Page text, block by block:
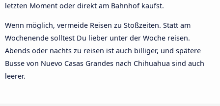
letzten Moment oder direkt am Bahnhof kaufst.
Wenn möglich, vermeide Reisen zu Stoßzeiten. Statt am
Wochenende solltest Du lieber unter der Woche reisen.
Abends oder nachts zu reisen ist auch billiger, und spätere
Busse von Nuevo Casas Grandes nach Chihuahua sind auch
leerer.